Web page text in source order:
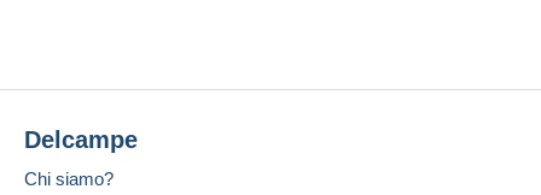
Delcampe
Chi siamo?